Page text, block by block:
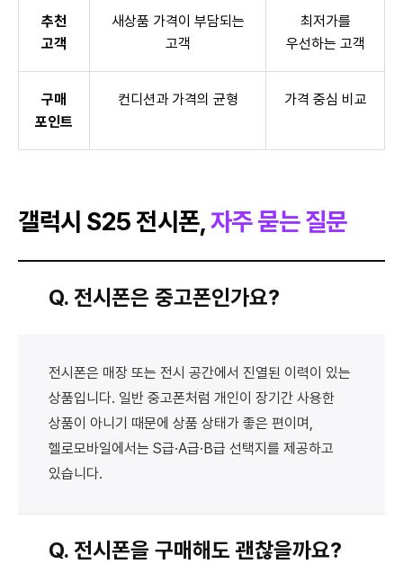
추천
고객
새상품 가격이 부담되는
고객
최저가를
우선하는 고객
구매
포인트
컨디션과 가격의 균형 가격 중심 비교
갤럭시 S25 전시폰,자주 묻는 질문
Q. 전시폰은 중고폰인가요?
전시폰은 매장 또는 전시 공간에서 진열된 이력이 있는
상품입니다. 일반 중고폰처럼 개인이 장기간 사용한
상품이 아니기 때문에 상품 상태가 좋은 편이며,
헬로모바일에서는 S급·A급·B급 선택지를 제공하고
있습니다.
Q. 전시폰을 구매해도 괜찮을까요?